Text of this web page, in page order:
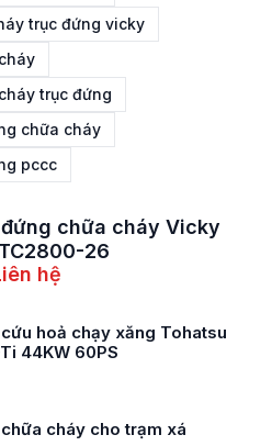
trục đứng vicky
trục đứng
chữa cháy
pccc
chữa cháy Vicky
26
hệ
hoả chạy xăng Tohatsu
44KW 60PS
cháy cho trạm xá